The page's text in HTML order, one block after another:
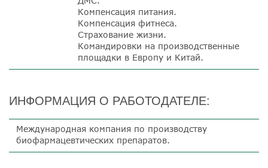
Компенсация питания.
Компенсация фитнеса.
Страхование жизни.
Командировки на производственные
площадки в Европу и Китай.
ИНФОРМАЦИЯ О РАБОТОДАТЕЛЕ:
Международная компания по производству
биофармацевтических препаратов.